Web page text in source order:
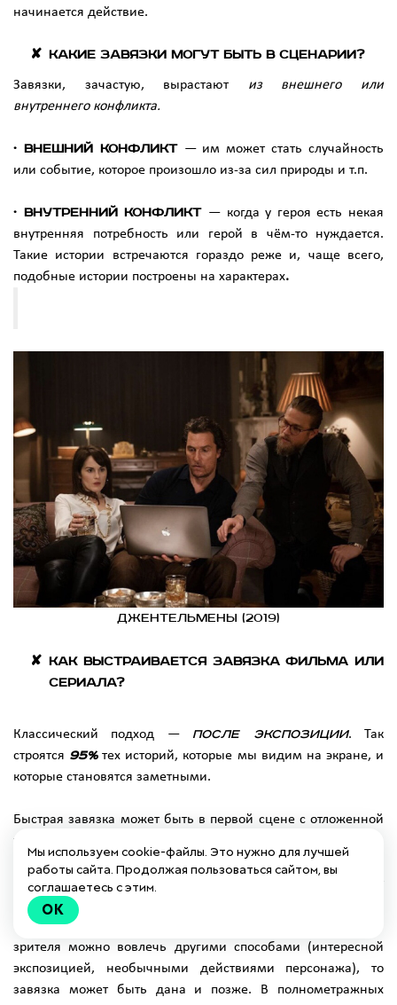
начинается действие.
Какие завязки могут быть в сценарии?
Завязки, зачастую, вырастают из внешнего или
внутреннего конфликта.
· Внешний конфликт — им может стать случайность
или событие, которое произошло из-за сил природы и т.п.
· Внутренний конфликт — когда у героя есть некая
внутренняя потребность или герой в чём-то нуждается.
Такие истории встречаются гораздо реже и, чаще всего,
подобные истории построены на характерах.
Джентельмены (2019)
Как выстраивается завязка фильма или
сериала?
Классический подход — после экспозиции. Так
строятся 95%тех историй, которые мы видим на экране, и
которые становятся заметными.
Быстрая завязка может быть в первой сцене с отложенной
экспозицией.
В телевизионных сериалах лучше, если завязка происходит
как можно быстрее — ведь это отличный инструмент для
вовлечения зрителя в происходящее на экране. Если
зрителя можно вовлечь другими способами (интересной
экспозицией, необычными действиями персонажа), то
завязка может быть дана и позже. В полнометражных
Мы используем cookie-файлы. Это нужно для лучшей
работы сайта. Продолжая пользоваться сайтом, вы
соглашаетесь с этим.
OK